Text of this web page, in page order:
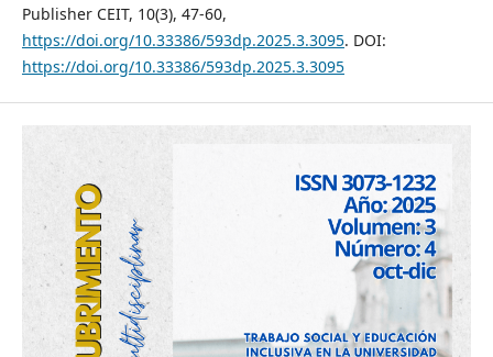
Publisher CEIT, 10(3), 47-60,
https://doi.org/10.33386/593dp.2025.3.3095. DOI:
https://doi.org/10.33386/593dp.2025.3.3095